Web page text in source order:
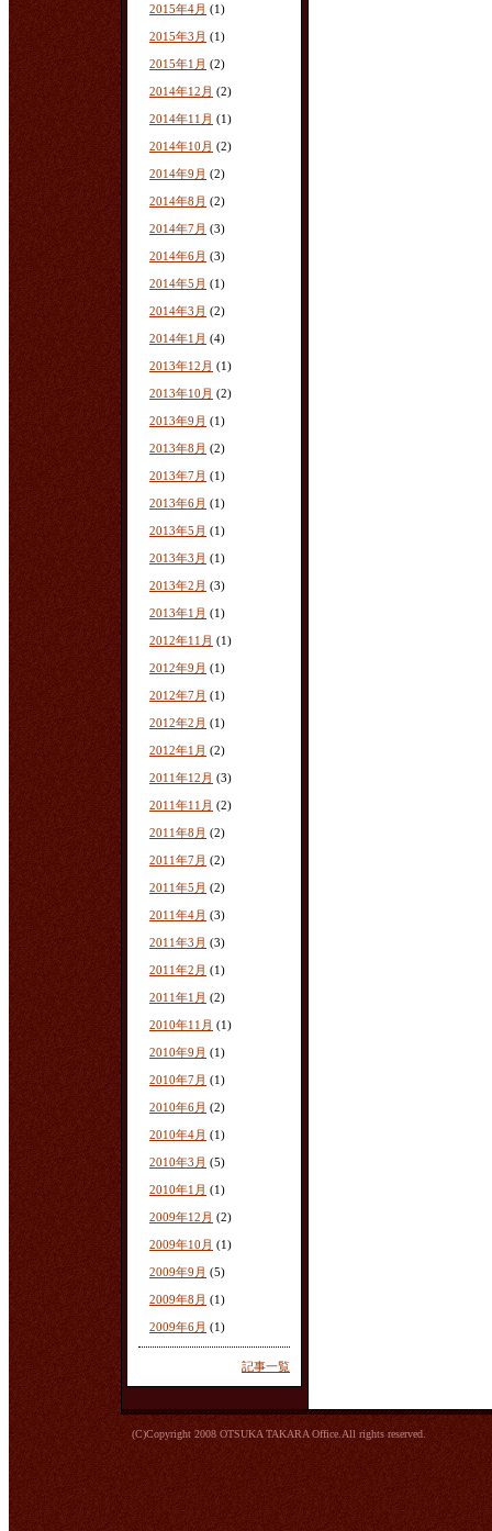
2015年4月 (1)
2015年3月 (1)
2015年1月 (2)
2014年12月 (2)
2014年11月 (1)
2014年10月 (2)
2014年9月 (2)
2014年8月 (2)
2014年7月 (3)
2014年6月 (3)
2014年5月 (1)
2014年3月 (2)
2014年1月 (4)
2013年12月 (1)
2013年10月 (2)
2013年9月 (1)
2013年8月 (2)
2013年7月 (1)
2013年6月 (1)
2013年5月 (1)
2013年3月 (1)
2013年2月 (3)
2013年1月 (1)
2012年11月 (1)
2012年9月 (1)
2012年7月 (1)
2012年2月 (1)
2012年1月 (2)
2011年12月 (3)
2011年11月 (2)
2011年8月 (2)
2011年7月 (2)
2011年5月 (2)
2011年4月 (3)
2011年3月 (3)
2011年2月 (1)
2011年1月 (2)
2010年11月 (1)
2010年9月 (1)
2010年7月 (1)
2010年6月 (2)
2010年4月 (1)
2010年3月 (5)
2010年1月 (1)
2009年12月 (2)
2009年10月 (1)
2009年9月 (5)
2009年8月 (1)
2009年6月 (1)
記事一覧
(C)Copyright 2008 OTSUKA TAKARA Office.All rights reserved.